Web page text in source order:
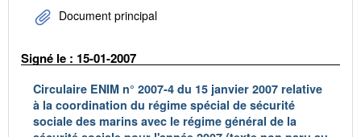
Document principal
Signé le : 15-01-2007
Circulaire ENIM n° 2007-4 du 15 janvier 2007 relative
à la coordination du régime spécial de sécurité
sociale des marins avec le régime général de la